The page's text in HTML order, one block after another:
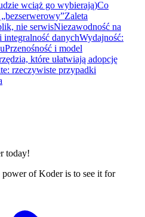
wciąż go wybierają)Co
Zaleta
nie serwisNiezawodność na
integralność danychWydajność:
Przenośność i model
które ułatwiają adopcję
rzeczywiste przypadki
today!
power of Koder is to see it for